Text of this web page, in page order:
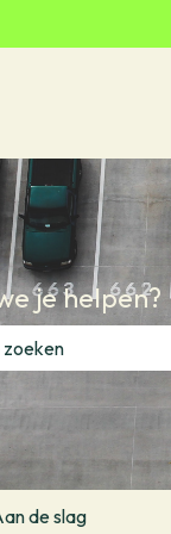
je helpen?
want het
de slag